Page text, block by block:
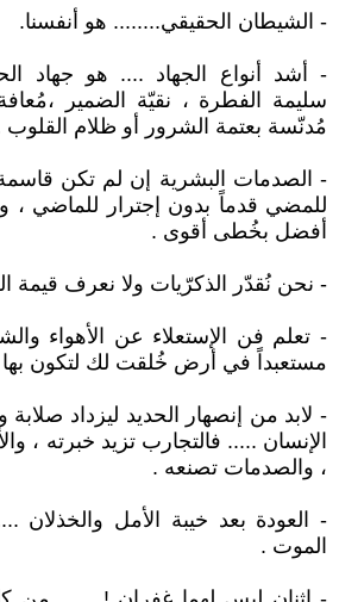
- الشيطان الحقيقي........ هو أنفسنا.
- أشد أنواع الجهاد .... هو جهاد
سليمة الفطرة ، نقيّة الضمير
مُدنّسة بعتمة الشرور أو ظلام القلوب
- الصدمات البشرية إن لم تكن قاسمة
للمضي قدماً بدون إجترار للماضي ،
أفضل بخُطى أقوى .
- نحن نُقدّر الذكرّيات ولا نعرف قيمة
- تعلم فن الإستعلاء عن الأهواء
مستعبداً في أرض خُلقت لك لتكون بها
- لابد من إنصهار الحديد ليزداد
الإنسان ..... فالتجارب تزيد خبرته ،
، والصدمات تصنعه .
- العودة بعد خيبة الأمل والخذلان
الموت .